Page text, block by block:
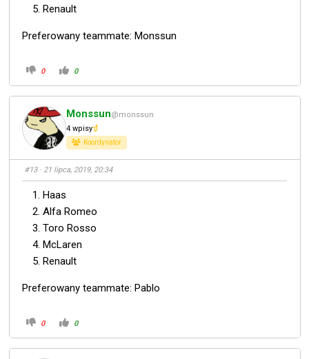
Renault
Preferowany teammate: Monssun
0 0
Monssun@monssun
4 wpisy
Koordynator
#13· 21 lipca, 2019, 20:34
Haas
Alfa Romeo
Toro Rosso
McLaren
Renault
Preferowany teammate: Pablo
0 0